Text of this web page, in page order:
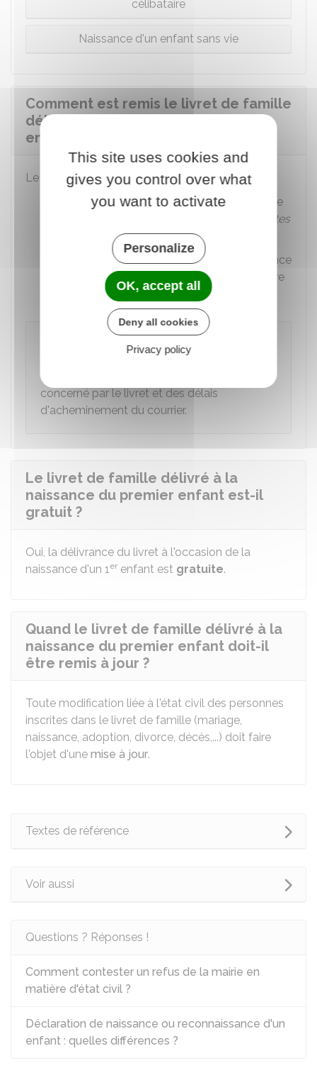
célibataire
Naissance d'un enfant sans vie
Comment est remis le livret de famille
délivré à la naissance du premier
enfant ?
Le livret de famille vous est :
soit transmis par courrier à votre domicile
personne avec qui vous êtes
en couple
soit remis par la mairie du lieu de naissance
de votre enfant, sur présentation de votre
pièce d'identité.
Le délai d'obtention dépend de la durée de
traitement par chaque service d'état civil
concerné par le livret et des délais
d'acheminement du courrier.
Le livret de famille délivré à la
naissance du premier enfant est-il
gratuit ?
Oui, la délivrance du livret à l'occasion de la
naissance d'un 1er enfant est gratuite.
Quand le livret de famille délivré à la
naissance du premier enfant doit-il
être remis à jour ?
Toute modification liée à l'état civil des personnes
inscrites dans le livret de famille (mariage,
naissance, adoption, divorce, décès,...) doit faire
l'objet d'une mise à jour.
Textes de référence
Voir aussi
Questions ? Réponses !
Comment contester un refus de la mairie en
matière d'état civil ?
Déclaration de naissance ou reconnaissance d'un
enfant : quelles différences ?
This site uses cookies and
gives you control over what
you want to activate
Personalize
OK, accept all
Deny all cookies
Privacy policy